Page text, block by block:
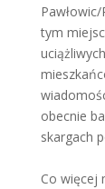
tym
obecnie
skargach
Co więcej